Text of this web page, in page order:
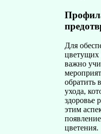
Для
цветущих
важно
обратить
ухода,
здоровье
этим
цветения.